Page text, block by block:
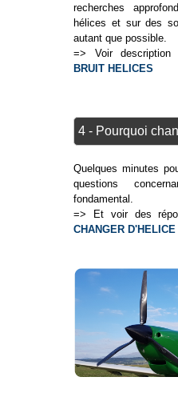
recherches
hélices et sur des
autant que possible.
=> Voir
BRUIT HELICES
4 - Pourquoi
Quelques minutes
questions
fondamental.
=> Et voir des
CHANGER